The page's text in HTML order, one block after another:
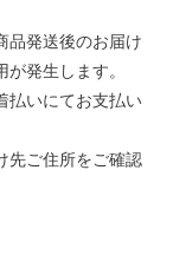
品発送後のお届け
発生します。
払いにてお支払い
先ご住所をご確認